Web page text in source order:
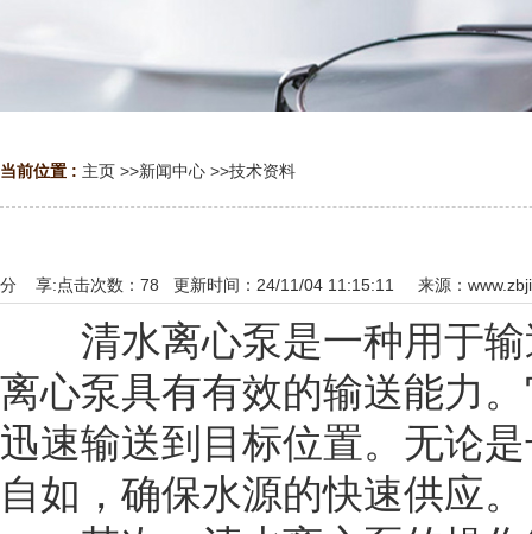
当前位置 : 主页 >>新闻中心 >>技术资料
点击次数： 78 更新时间：24/11/04 11:15:11 来源：
分 享:
清水离心泵是一种用于输
离心泵具有有效的输送能力
迅速输送到目标位置。无论
自如，确保水源的快速供应。